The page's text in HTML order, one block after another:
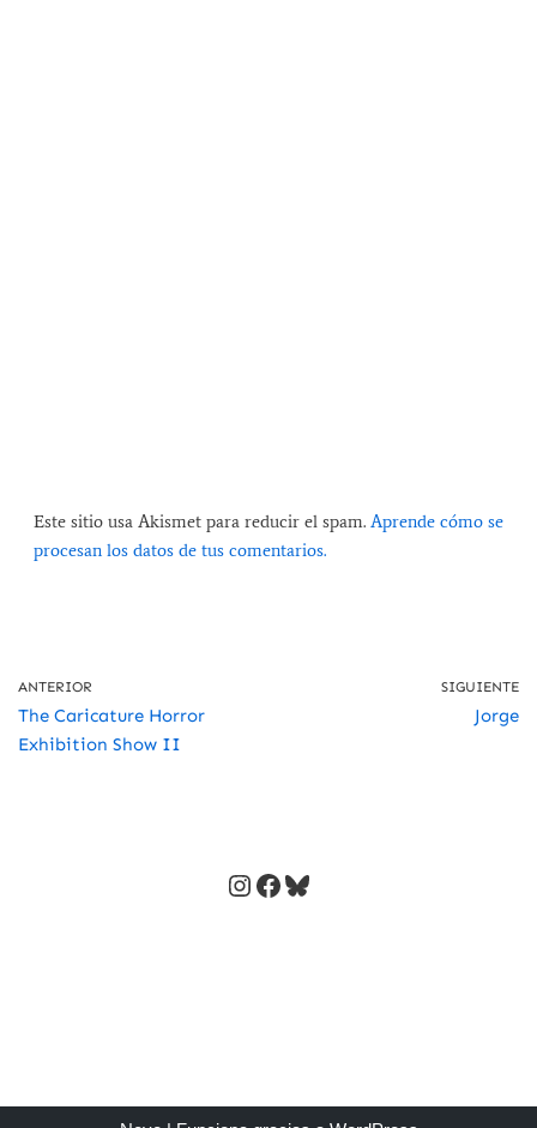
Este sitio usa Akismet para reducir el spam. Aprende cómo se
procesan los datos de tus comentarios.
ANTERIOR
The Caricature Horror
Exhibition Show II
SIGUIENTE
Jorge